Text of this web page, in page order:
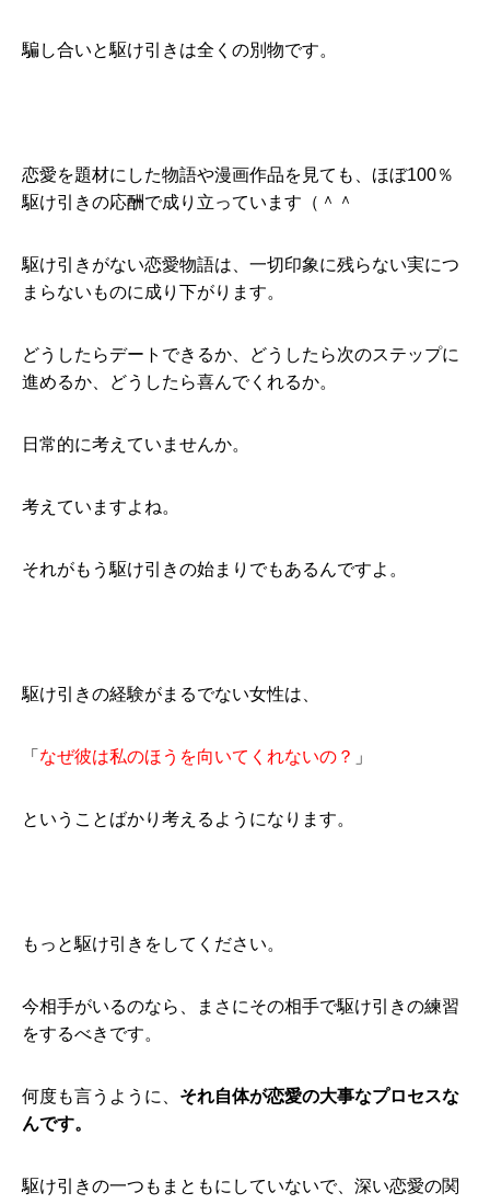
騙し合いと駆け引きは全くの別物です。
恋愛を題材にした物語や漫画作品を見ても、ほぼ100％
駆け引きの応酬で成り立っています（＾＾
駆け引きがない恋愛物語は、一切印象に残らない実につ
まらないものに成り下がります。
どうしたらデートできるか、どうしたら次のステップに
進めるか、どうしたら喜んでくれるか。
日常的に考えていませんか。
考えていますよね。
それがもう駆け引きの始まりでもあるんですよ。
駆け引きの経験がまるでない女性は、
「 なぜ彼は私のほうを向いてくれないの？ 」
ということばかり考えるようになります。
もっと駆け引きをしてください。
今相手がいるのなら、まさにその相手で駆け引きの練習
をするべきです。
何度も言うように、 それ自体が恋愛の大事なプロセスな
んです。
駆け引きの一つもまともにしていないで、深い恋愛の関